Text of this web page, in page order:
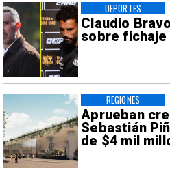
Claudio
sobre fichaje
DEPORTES
Aprueban
Sebastián
de $4 mil
REGIONES